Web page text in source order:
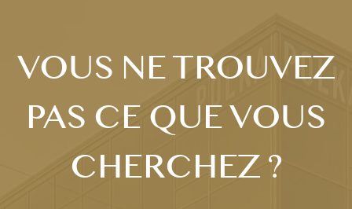
VOUS NE TROUVEZ
PAS CE QUE VOUS
CHERCHEZ ?